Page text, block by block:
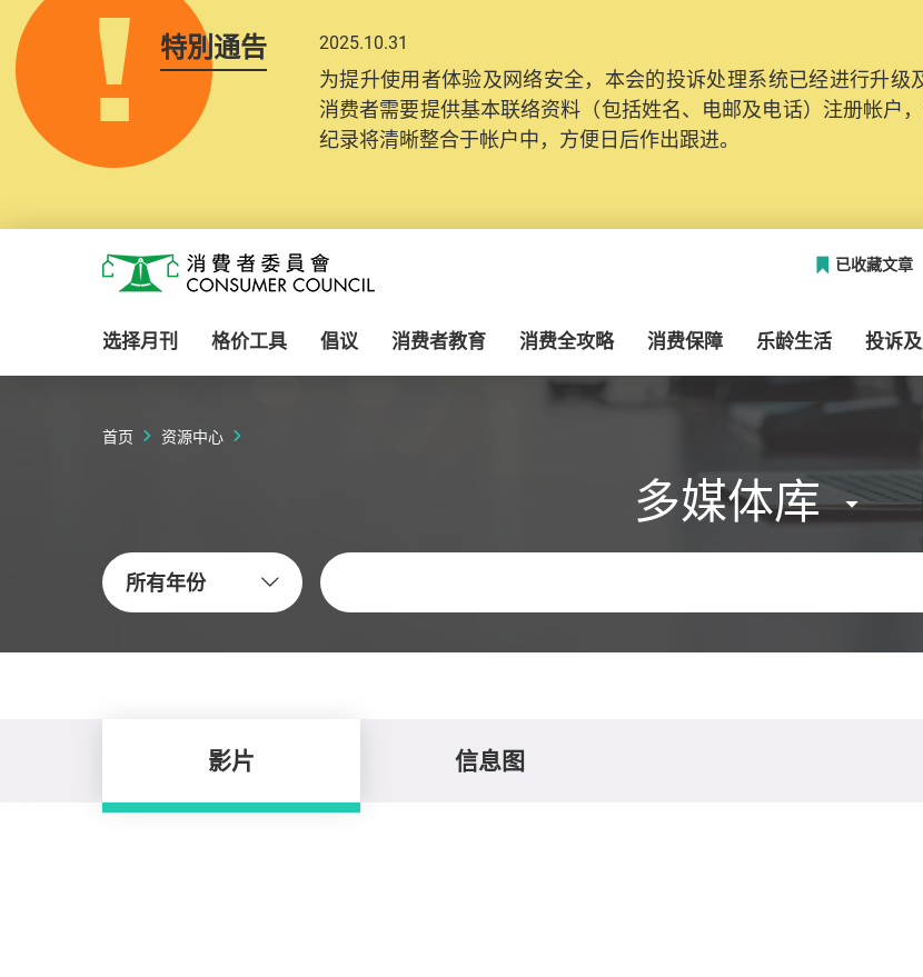
特別通告 2025.10.31
为提升使用者体验及网络安全，本会的投诉处理系统已经进行升级
消费者需要提供基本联络资料（包括姓名、电邮及电话）注册帐户
纪录将清晰整合于帐户中，方便日后作出跟进。
消费者委员会
已收藏文章
选择月刊 格价工具 倡议 消费者教育 消费全攻略 消费保障 乐龄生活 投诉
首页 资源中心
多媒体库
所有年份
关键字
影片 信息图